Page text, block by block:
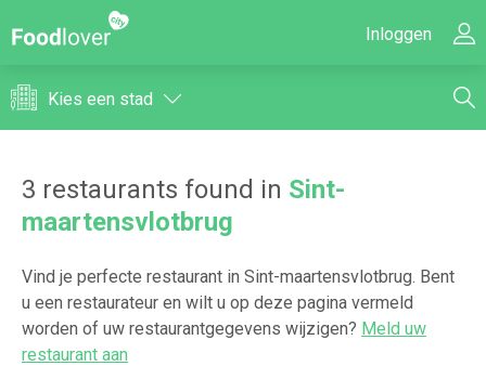
Inloggen
Kies een stad
3 restaurants found in Sint-
maartensvlotbrug
Vind je perfecte restaurant in Sint-maartensvlotbrug. Bent
u een restaurateur en wilt u op deze pagina vermeld
worden of uw restaurantgegevens wijzigen? Meld uw
restaurant aan